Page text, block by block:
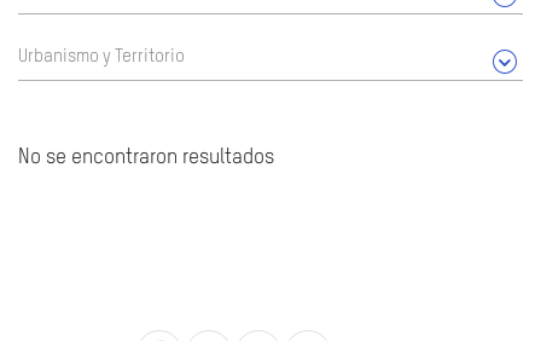
Urbanismo y Territorio
No se encontraron resultados